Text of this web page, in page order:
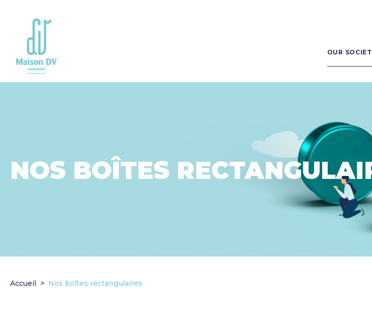
principale
OUR
NOS BOÎTES
Accueil Nos boîtes rectangulaires